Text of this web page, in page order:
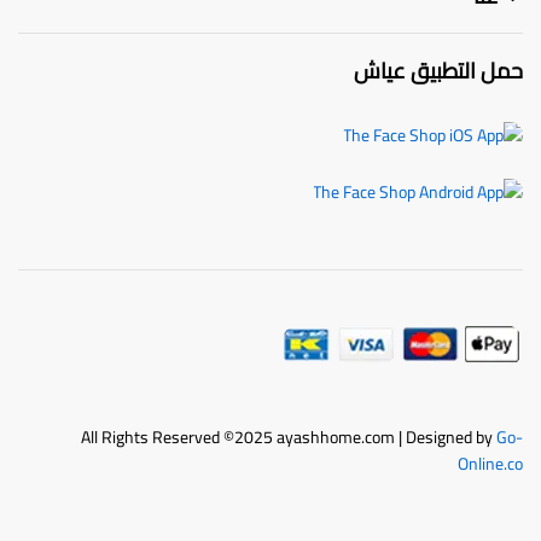
حمل التطبيق عياش
All Rights Reserved ©2025 ayashhome.com | Designed byGo-
Online.co